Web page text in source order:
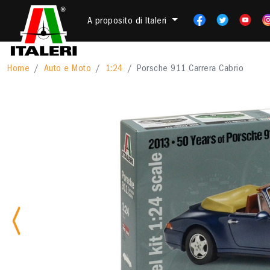
A proposito di Italeri
Home Auto e Moto 1:24 Porsche 911 Carrera Cabrio
Previous